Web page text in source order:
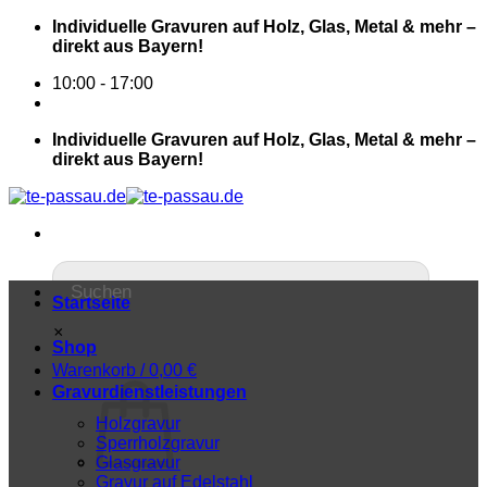
Individuelle Gravuren auf Holz, Glas, Metal & mehr –
direkt aus Bayern!
10:00 - 17:00
Individuelle Gravuren auf Holz, Glas, Metal & mehr –
direkt aus Bayern!
×
Warenkorb /0,00 €
Startseite
Shop
Gravurdienstleistungen
Holzgravur
Sperrholzgravur
Glasgravur
Gravur auf Edelstahl